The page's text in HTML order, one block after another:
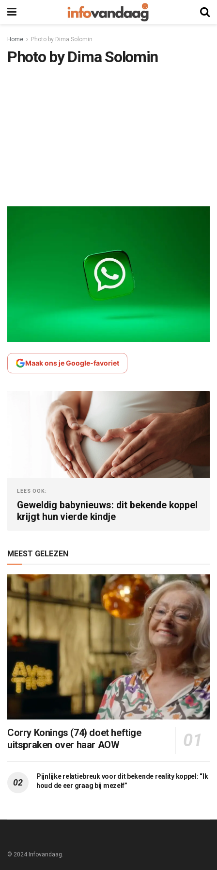
Home Photo by Dima Solomin
Photo by Dima Solomin
Maak ons je Google-favoriet
LEES OOK:
Geweldig babynieuws: dit bekende koppel
krijgt hun vierde kindje
MEEST GELEZEN
Corry Konings (74) doet heftige
uitspraken over haar AOW
Pijnlijke relatiebreuk voor dit bekende reality koppel: “Ik
houd de eer graag bij mezelf”
© 2024 Infovandaag.